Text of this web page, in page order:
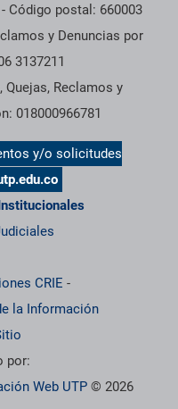
Código postal: 660003
y Denuncias por
3137211
Reclamos y
018000966781
y/o solicitudes
CRIE -
la Información
por:
Web UTP © 2026